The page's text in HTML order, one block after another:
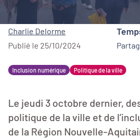
Charlie Delorme
Publié le 25/10/2024
Inclusion numérique Politique de la ville
Le jeudi 3 octobre dernier,
politique de la ville et de
de la Région Nouvelle-